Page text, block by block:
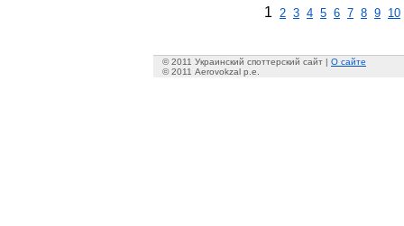
1 2 3 4 5 6 7 8 9 10
© 2011 Украинский споттерский сайт | О сайте
© 2011 Aerovokzal p.e.